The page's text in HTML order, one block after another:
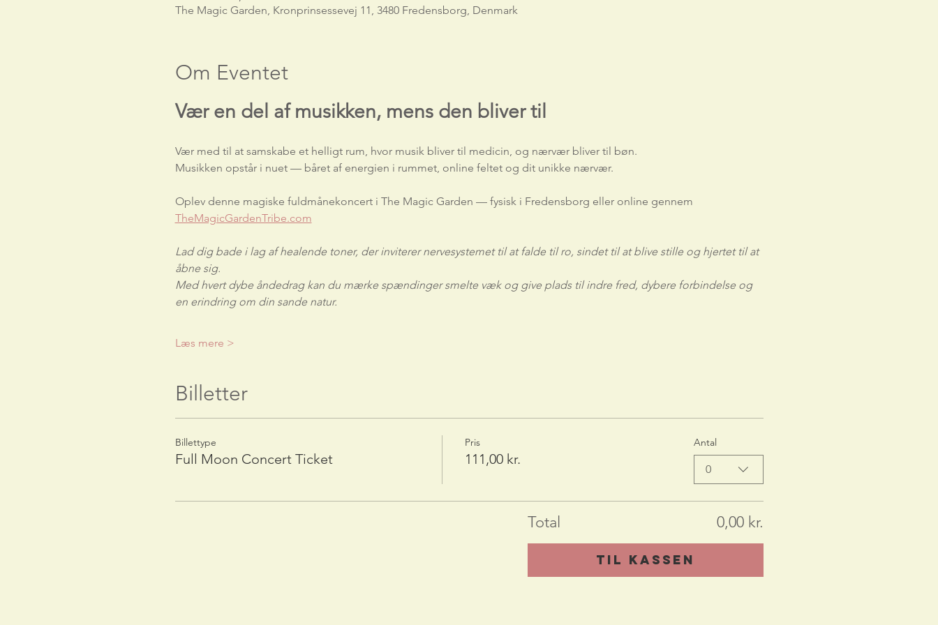
The Magic Garden, Kronprinsessevej 11, 3480 Fredensborg, Denmark
Om Eventet
Vær en del af musikken, mens den bliver til
Vær med til at samskabe et helligt rum, hvor musik bliver til medicin, og nærvær bliver til bøn.
Musikken opstår i nuet — båret af energien i rummet, online feltet og dit unikke nærvær.
Oplev denne magiske fuldmånekoncert i The Magic Garden — fysisk i Fredensborg eller online gennem
TheMagicGardenTribe.com
Lad dig bade i lag af healende toner, der inviterer nervesystemet til at falde til ro, sindet til at blive stille og hjertet til at
åbne sig.
Med hvert dybe åndedrag kan du mærke spændinger smelte væk og give plads til indre fred, dybere forbindelse og
en erindring om din sande natur.
Læs mere >
Billetter
Billettype
Full Moon Concert Ticket
Pris
111,00 kr.
Antal
0
Total 0,00 kr.
Til kassen